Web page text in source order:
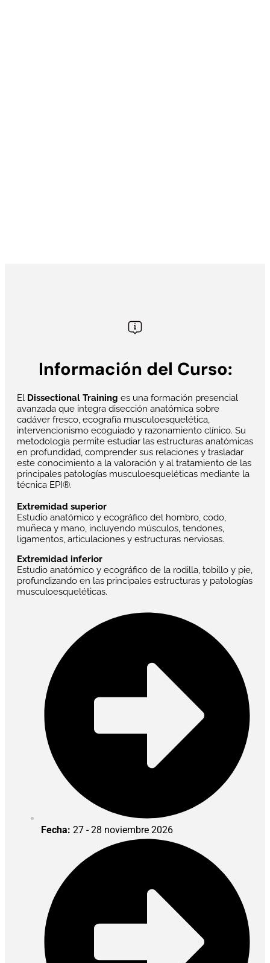
Información del Curso:
El Dissectional Training es una formación presencial
avanzada que integra disección anatómica sobre
cadáver fresco, ecografía musculoesquelética,
intervencionismo ecoguiado y razonamiento clínico. Su
metodología permite estudiar las estructuras anatómicas
en profundidad, comprender sus relaciones y trasladar
este conocimiento a la valoración y al tratamiento de las
principales patologías musculoesqueléticas mediante la
técnica EPI®.
Extremidad superior
Estudio anatómico y ecográfico del hombro, codo,
muñeca y mano, incluyendo músculos, tendones,
ligamentos, articulaciones y estructuras nerviosas.
Extremidad inferior
Estudio anatómico y ecográfico de la rodilla, tobillo y pie,
profundizando en las principales estructuras y patologías
musculoesqueléticas.
Fecha: 27 - 28 noviembre 2026